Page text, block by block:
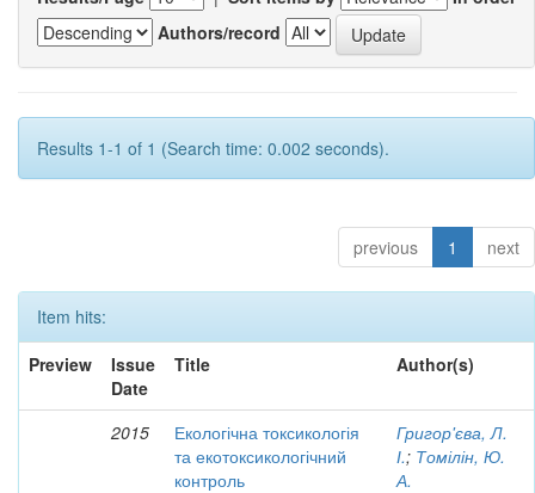
Authors/record
Results 1-1 of 1 (Search time: 0.002 seconds).
previous 1 next
Item hits:
Preview
Issue
Date
Title Author(s)
2015
Екологічна токсикологія
та екотоксикологічний
контроль
Григор'єва, Л.
І.; Томілін, Ю.
А.